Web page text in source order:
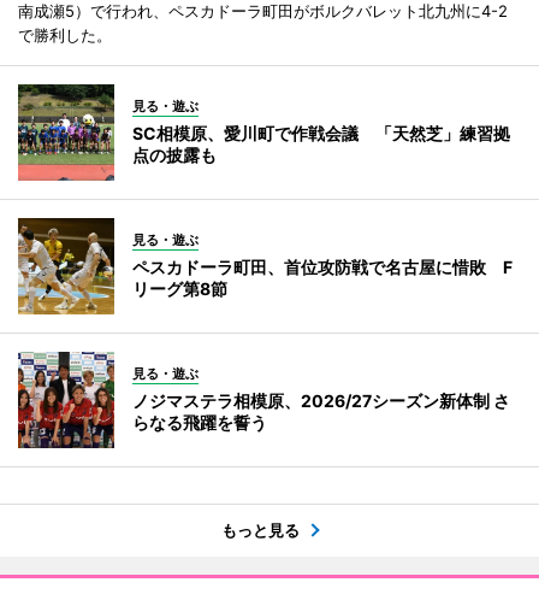
南成瀬5）で行われ、ペスカドーラ町田がボルクバレット北九州に4-2
で勝利した。
見る・遊ぶ
SC相模原、愛川町で作戦会議 「天然芝」練習拠
点の披露も
見る・遊ぶ
ペスカドーラ町田、首位攻防戦で名古屋に惜敗 F
リーグ第8節
見る・遊ぶ
ノジマステラ相模原、2026/27シーズン新体制 さ
らなる飛躍を誓う
もっと見る